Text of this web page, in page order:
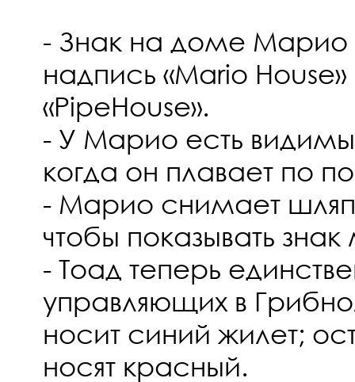
- Знак на доме Марио
надпись «Mario
«PipeHouse».
- У Марио есть
когда он плавает по
- Марио снимает
чтобы показывать
- Тоад теперь
управляющих в
носит синий жилет;
носят красный.